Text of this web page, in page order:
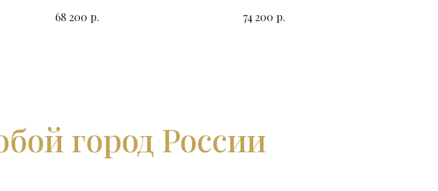
на выбор
68 200 р.
на выбор
74 200 р.
город России